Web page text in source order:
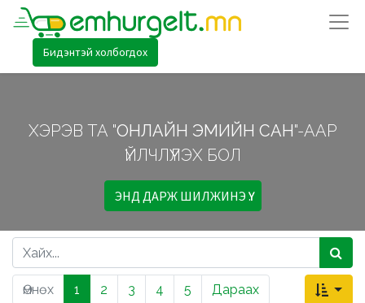
Бидэнтэй холбогдох
ХЭРЭВ ТА "ОНЛАЙН ЭМИЙН САН"-ААР
ҮЙЛЧЛҮҮЛЭХ БОЛ
ЭНД ДАРЖ ШИЛЖИНЭ ҮҮ.
Өмнөх 1 2 3 4 5 Дараах